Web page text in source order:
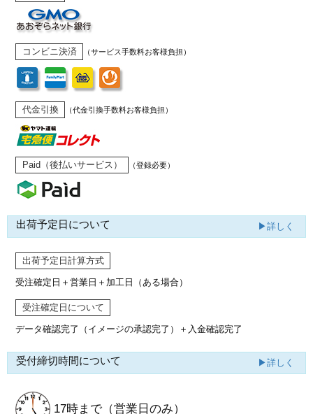
コンビニ決済 （サービス手数料お客様負担）
代金引換 （代金引換手数料お客様負担）
Paid（後払いサービス） （登録必要）
出荷予定日について ▶詳しく
出荷予定日計算方式
受注確定日＋営業日＋加工日（ある場合）
受注確定日について
データ確認完了（イメージの承認完了） ＋入金確認完了
受付締切時間について ▶詳しく
17時まで （営業日のみ）